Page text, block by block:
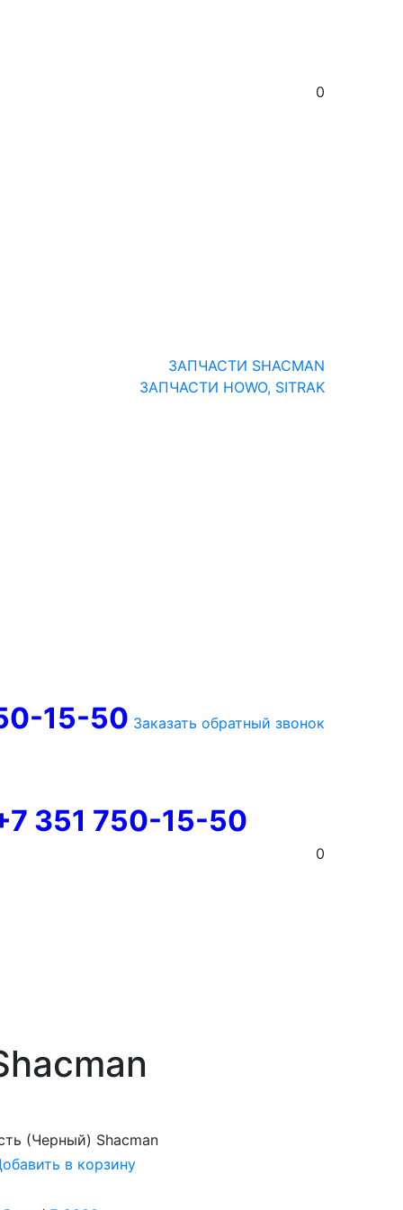
0
ЗАПЧАСТИ SHACMAN
ЗАПЧАСТИ HOWO, SITRAK
15-50 Заказать обратный звонок
351 750-15-50
0
(Черный) Shacman
в корзину